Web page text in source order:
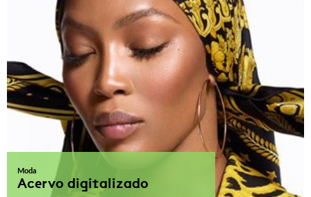
Moda
Acervo digitalizado